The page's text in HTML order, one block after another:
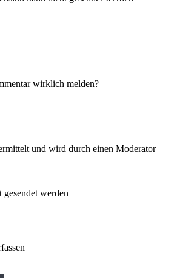
wirklich melden?
und wird durch einen Moderator
werden